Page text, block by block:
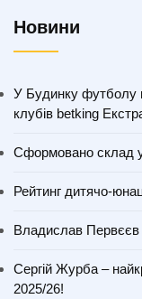
Новини
У Будинку футболу
клубів betking
Сформовано склад
Рейтинг дитячо-
Владислав Первєєв
Сергій Журба –
2025/26!